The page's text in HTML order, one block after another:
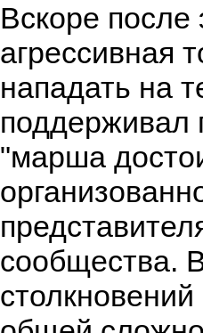
Вскоре после
агрессивная
нападать на
поддерживал
"марша
сообщества.